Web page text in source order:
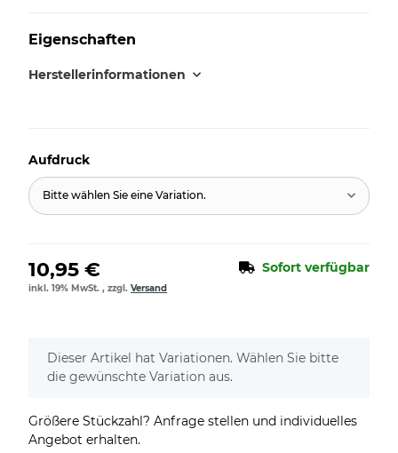
Eigenschaften
Herstellerinformationen
Aufdruck
Bitte wählen Sie eine Variation.
10,95 € Sofort verfügbar
inkl. 19% MwSt. , zzgl. Versand
x
Dieser Artikel hat Variationen. Wählen Sie bitte
die gewünschte Variation aus.
Größere Stückzahl? Anfrage stellen und individuelles
Angebot erhalten.